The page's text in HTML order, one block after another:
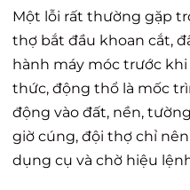
Một lỗi rất thường gặp
thợ bắt đầu khoan cắt,
hành máy móc trước
thức, động thổ là mốc
động vào đất, nền,
giờ cúng, đội thợ chỉ
dụng cụ và chờ hiệu